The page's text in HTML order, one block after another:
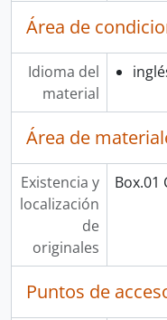
Área de
Idioma del
material
Área de
Existencia y
localización
de
originales
Box.01
Puntos de